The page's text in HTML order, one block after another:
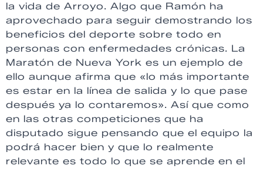
la vida de Arroyo. Algo que Ramón ha
aprovechado para seguir demostrando los
beneficios del deporte sobre todo en
personas con enfermedades crónicas. La
Maratón de Nueva York es un ejemplo de
ello aunque afirma que «lo más importante
es estar en la línea de salida y lo que pase
después ya lo contaremos». Así que como
en las otras competiciones que ha
disputado sigue pensando que el equipo la
podrá hacer bien y que lo realmente
relevante es todo lo que se aprende en el